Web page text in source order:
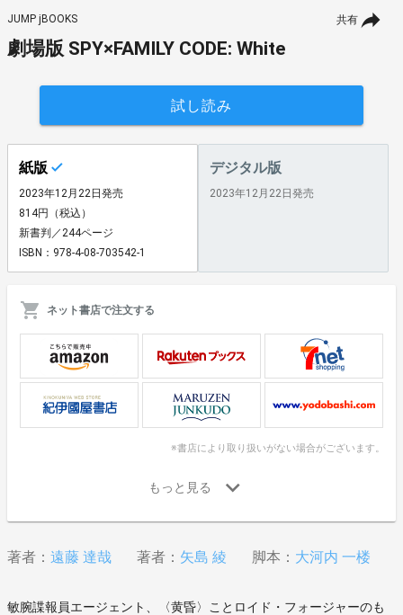
共有
JUMP jBOOKS
劇場版 SPY×FAMILY CODE: White
試し読み
紙版
2023年12月22日発売
814円（税込）
新書判／244ページ
ISBN：978-4-08-703542-1
デジタル版
2023年12月22日発売
ネット書店で注文する
※書店により取り扱いがない場合がございます。
著者： 遠藤 達哉 著者： 矢島 綾 脚本： 大河内 一楼
敏腕諜報員エージェント、〈黄昏〉ことロイド・フォージャーのも